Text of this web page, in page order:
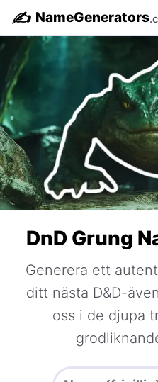
✍️ NameGenerators
DnD Grung
Generera ett
ditt nästa D&D-
oss i de djupa